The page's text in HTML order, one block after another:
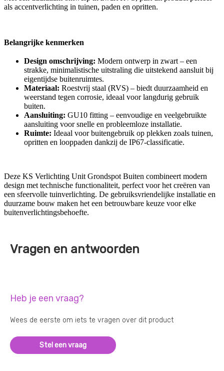
als accentverlichting in tuinen, paden en opritten.
Belangrijke kenmerken
Design omschrijving: Modern ontwerp in zwart – een
strakke, minimalistische uitstraling die uitstekend aansluit bij
eigentijdse buitenruimtes.
Materiaal: Roestvrij staal (RVS) – biedt duurzaamheid en
weerstand tegen corrosie, ideaal voor langdurig gebruik
buiten.
Aansluiting: GU10 fitting – eenvoudige en veelgebruikte
aansluiting voor snelle en probleemloze installatie.
Ruimte: Ideaal voor buitengebruik op plekken zoals tuinen,
opritten en looppaden dankzij de IP67-classificatie.
Deze KS Verlichting Unit Grondspot Buiten combineert modern
design met technische functionaliteit, perfect voor het creëren van
een sfeervolle tuinverlichting. De gebruiksvriendelijke installatie en
duurzame bouw maken het een betrouwbare keuze voor elke
buitenverlichtingsbehoefte.
Vragen en antwoorden
Heb je een vraag?
Wees de eerste om iets te vragen over dit product
Stel een vraag